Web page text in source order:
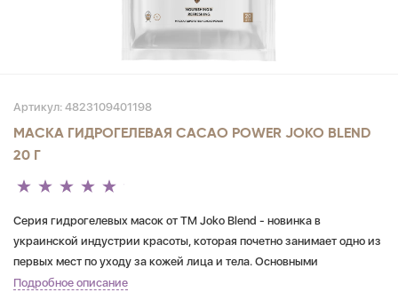
Артикул: 4823109401198
МАСКА ГИДРОГЕЛЕВАЯ CACAO POWER JOKO BLEND
20 Г
Серия гидрогелевых масок от TM Joko Blend - новинка в
украинской индустрии красоты, которая почетно занимает одно из
первых мест по уходу за кожей лица и тела. Основными
преимуществами гидрогелевых масок является их уникальный
Подробное описание